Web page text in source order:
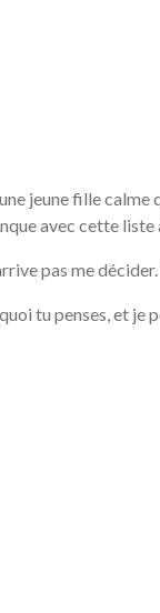
jeune fille calme
avec cette liste
pas me
tu penses, et je